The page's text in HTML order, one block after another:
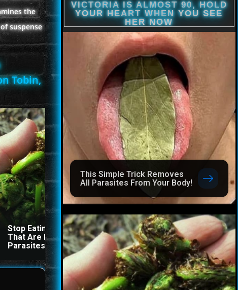
the
suspense
Tobin,
Stop Eating These 3 Foods
That Are Known to Cause
Parasites
The Stool Will Fly Out
Immediately If You Drink
Before Bed
This Simple Trick Removes
All Parasites From Your Body!